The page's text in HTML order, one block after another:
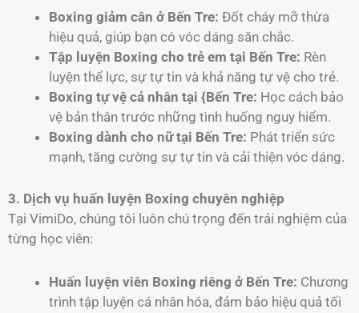
Boxing giảm cân ở Bến Tre: Đốt cháy mỡ thừa
hiệu quả, giúp bạn có vóc dáng săn chắc.
Tập luyện Boxing cho trẻ em tại Bến Tre: Rèn
luyện thể lực, sự tự tin và khả năng tự vệ cho trẻ.
Boxing tự vệ cá nhân tại {Bến Tre: Học cách bảo
vệ bản thân trước những tình huống nguy hiểm.
Boxing dành cho nữ tại Bến Tre: Phát triển sức
mạnh, tăng cường sự tự tin và cải thiện vóc dáng.
3. Dịch vụ huấn luyện Boxing chuyên nghiệp
Tại VimiDo, chúng tôi luôn chú trọng đến trải nghiệm của
từng học viên:
Huấn luyện viên Boxing riêng ở Bến Tre: Chương
trình tập luyện cá nhân hóa, đảm bảo hiệu quả tối